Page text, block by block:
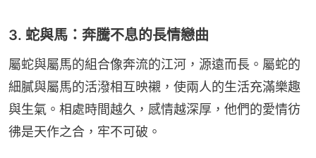
3. 蛇與馬：奔騰不息的長情戀曲
屬蛇與屬馬的組合像奔流的江河，源遠而長。屬蛇的
細膩與屬馬的活潑相互映襯，使兩人的生活充滿樂趣
與生氣。相處時間越久，感情越深厚，他們的愛情彷
彿是天作之合，牢不可破。